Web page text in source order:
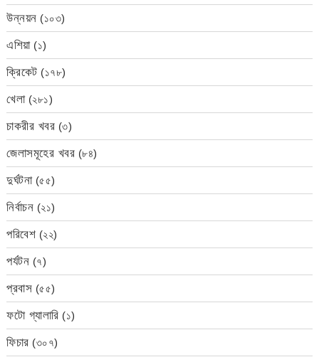
উন্নয়ন (১০৩)
এশিয়া(১)
ক্রিকেট (১৭৮)
খেলা(২৮১)
চাকরীর খবর (৩)
জেলাসমূহের খবর (৮৪)
দুর্ঘটনা(৫৫)
নির্বাচন (২১)
পরিবেশ (২২)
পর্যটন (৭)
প্রবাস (৫৫)
ফটো গ্যালারি (১)
ফিচার (৩০৭)